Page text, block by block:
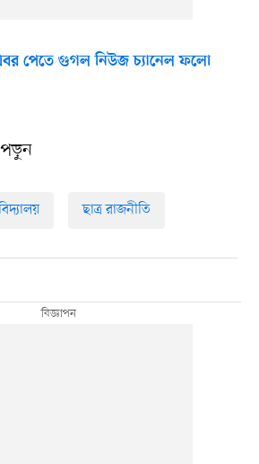
পেতে গুগল নিউজ চ্যানেল ফলো
ছাত্র রাজনীতি